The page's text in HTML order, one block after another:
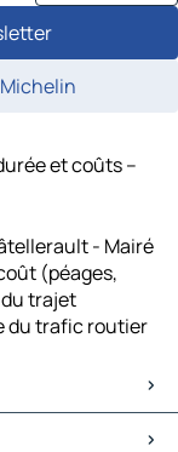
et coûts –
- Mairé
(péages,
trajet
du trafic routier